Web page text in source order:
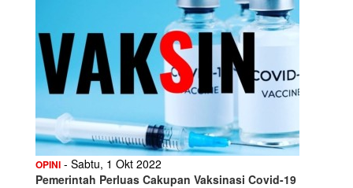
OPINI - Sabtu, 1 Okt 2022
Pemerintah Perluas Cakupan Vaksinasi Covid-19